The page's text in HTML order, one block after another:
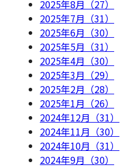
2025年8月（27）
2025年7月（31）
2025年6月（30）
2025年5月（31）
2025年4月（30）
2025年3月（29）
2025年2月（28）
2025年1月（26）
2024年12月（31）
2024年11月（30）
2024年10月（31）
2024年9月（30）